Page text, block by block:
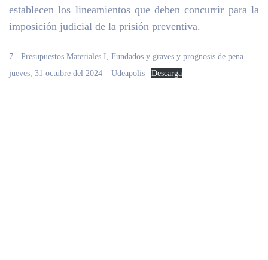
establecen los lineamientos que deben concurrir para la
imposición judicial de la prisión preventiva.
7.- Presupuestos Materiales I, Fundados y graves y prognosis de pena –
jueves, 31 octubre del 2024 – Udeapolis
Descarga